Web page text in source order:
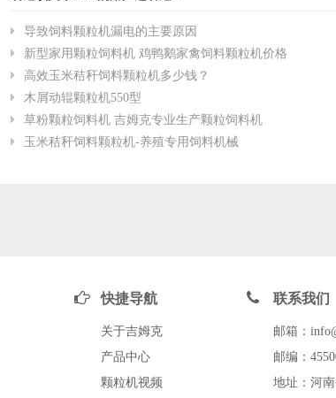
导致饲料颗粒机漏电的主要原因
新型家用颗粒饲料机 鸡鸭鹅家禽饲料颗粒机价格
高效玉米秸秆饲料颗粒机多少钱？
木屑动辊颗粒机550型
草粉颗粒饲料机 吉姆克专业生产颗粒饲料机
玉米秸秆饲料颗粒机-养殖专用饲料机械
快捷导航
关于吉姆克
产品中心
颗粒机视频
联系我们
邮箱：
邮编：
地址：河